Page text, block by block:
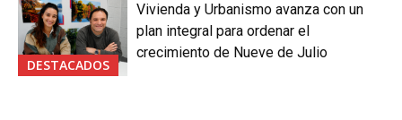
DESTACADOS
Vivienda y Urbanismo avanza con un
plan integral para ordenar el
crecimiento de Nueve de Julio